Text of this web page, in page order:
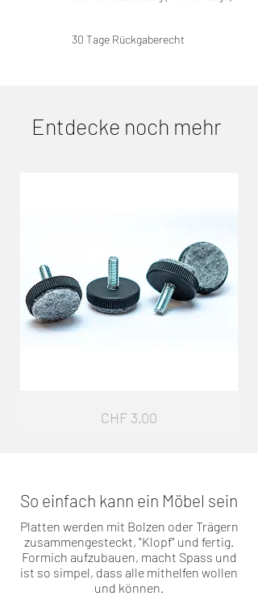
30 Tage Rückgaberecht
Ähnliche Produkte
Preis
CHF 3.00
Entdecke noch mehr
So einfach kann ein Möbel sein
Platten werden mit Bolzen oder Trägern
zusammengesteckt, "Klopf" und fertig.
Formich aufzubauen, macht Spass und
ist so simpel, dass alle mithelfen wollen
und können.